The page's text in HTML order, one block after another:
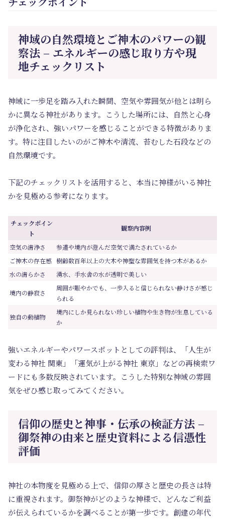
神域の自然環境とご神木のパワーの観
察法 – エネルギーの感じ取り方や現
地チェックリスト
神域に一歩足を踏み入れた瞬間、空気や雰囲気が他とは明ら
かに異なる神社があります。こうした場所には、自然と心身
が浄化され、強いパワーを感じることができる特徴がありま
す。特に注目したいのがご神木や清流、苔むした石段などの
自然環境です。
下記のチェックリストを活用すると、本当に神様がいる神社
かを見極める参考になります。
チェックポイン
ト
観察内容例
空気の清浄さ
参道や境内が澄んだ空気で満たされているか
ご神木の存在感 樹齢数百年以上の大木や神聖な雰囲気を持つ木があるか
水の清らかさ
湧水、手水舎の水が透明で美しい
境内の静寂さ
周囲が賑やかでも、一歩入ると信じられない静けさが感じ
られる
独自の動植物
境内にしか見られない珍しい植物や生き物が生息している
か
強いエネルギーやパワースポットとしての評判は、「人生が
変わる神社 関東」「運気が上がる神社 東京」などの再検索ワ
ードにも多数反映されています。こうした特別な神域の雰囲
気をぜひ感じ取ってみてください。
信仰の歴史と神事・伝承の検証方法 –
御祭神の由来と歴史資料による信憑性
評価
神社の本物度を見極める上で、信仰の厚さと歴史の長さは特
に重視されます。御祭神がどのような神様で、どんなご利益
が伝えられているかを調べることが第一歩です。創建の年代